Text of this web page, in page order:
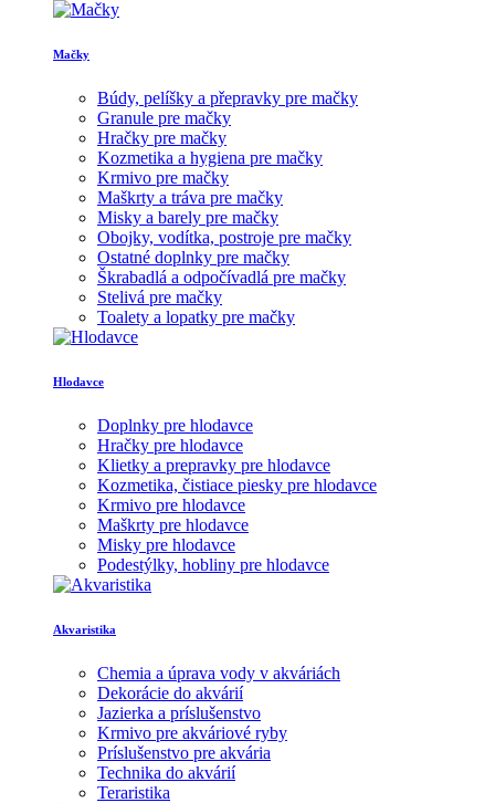
Mačky
Búdy, pelíšky a přepravky pre mačky
Granule pre mačky
Hračky pre mačky
Kozmetika a hygiena pre mačky
Krmivo pre mačky
Maškrty a tráva pre mačky
Misky a barely pre mačky
Obojky, vodítka, postroje pre mačky
Ostatné doplnky pre mačky
Škrabadlá a odpočívadlá pre mačky
Stelivá pre mačky
Toalety a lopatky pre mačky
Hlodavce
Doplnky pre hlodavce
Hračky pre hlodavce
Klietky a prepravky pre hlodavce
Kozmetika, čistiace piesky pre hlodavce
Krmivo pre hlodavce
Maškrty pre hlodavce
Misky pre hlodavce
Podestýlky, hobliny pre hlodavce
Akvaristika
Chemia a úprava vody v akváriách
Dekorácie do akvárií
Jazierka a príslušenstvo
Krmivo pre akváriové ryby
Príslušenstvo pre akvária
Technika do akvárií
Teraristika